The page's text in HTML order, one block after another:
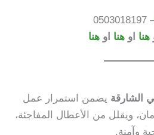
–
هنا او هنا او هنا
الشارقة يضمن استمرار عمل
ويقلل من الأعطال المفاجئة،
وآمنة.